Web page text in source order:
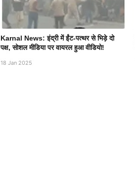
Karnal News: इंद्री में ईंट-पत्थर से भिड़े दो
पक्ष, सोशल मीडिया पर वायरल हुआ वीडियो!
18 Jan 2025